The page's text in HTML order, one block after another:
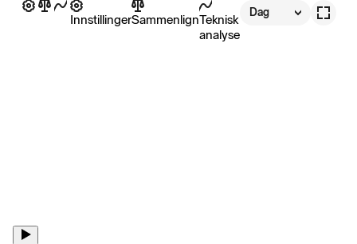
InnstillingerSammenlignTeknisk
analyse
Dag